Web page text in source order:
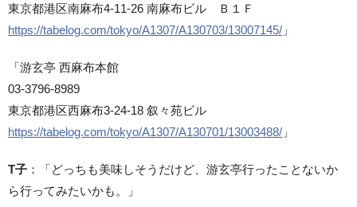
東京都港区南麻布4-11-26 南麻布ビル Ｂ１Ｆ
https://tabelog.com/tokyo/A1307/A130703/13007145/ 」
「游玄亭 西麻布本館
03-3796-8989
東京都港区西麻布3-24-18 叙々苑ビル
https://tabelog.com/tokyo/A1307/A130701/13003488/ 」
T子 ：「どっちも美味しそうだけど、游玄亭行ったことないか
ら行ってみたいかも。」